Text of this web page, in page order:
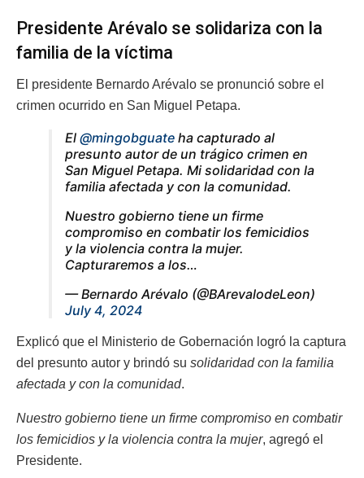
Presidente Arévalo se solidariza con la
familia de la víctima
El presidente Bernardo Arévalo se pronunció sobre el
crimen ocurrido en San Miguel Petapa.
El @mingobguate ha capturado al
presunto autor de un trágico crimen en
San Miguel Petapa. Mi solidaridad con la
familia afectada y con la comunidad.
Nuestro gobierno tiene un firme
compromiso en combatir los femicidios
y la violencia contra la mujer.
Capturaremos a los…
— Bernardo Arévalo (@BArevalodeLeon)
July 4, 2024
Explicó que el Ministerio de Gobernación logró la captura
del presunto autor y brindó su solidaridad con la familia
afectada y con la comunidad.
Nuestro gobierno tiene un firme compromiso en combatir
los femicidios y la violencia contra la mujer, agregó el
Presidente.